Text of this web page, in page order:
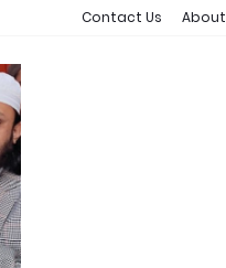
About
Contact Us